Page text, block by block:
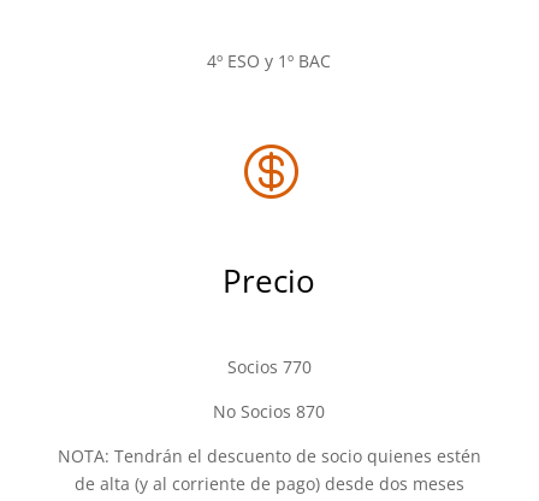
4º ESO y 1º BAC

Precio
Socios 770
No Socios 870
NOTA: Tendrán el descuento de socio quienes estén
de alta (y al corriente de pago) desde dos meses